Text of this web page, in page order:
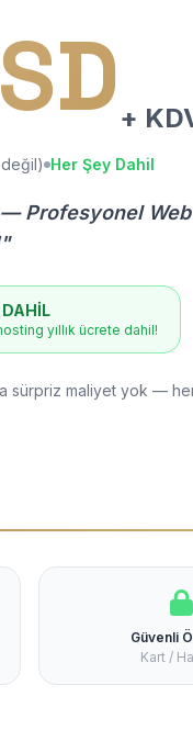
+
Her Şey Dahil
Profesyonel
yıllık ücrete dahil!
sürpriz maliyet yok —
Güvenli
Kart /